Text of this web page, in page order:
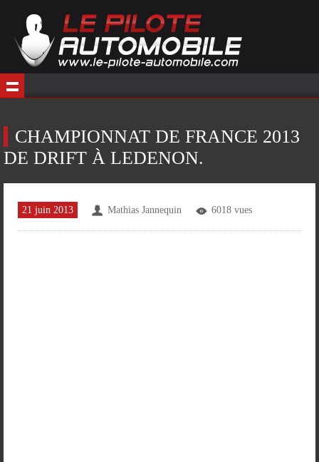
CHAMPIONNAT DE FRANCE 2013
DE DRIFT À LEDENON.
21 juin 2013 Mathias Jannequin 6018 vues